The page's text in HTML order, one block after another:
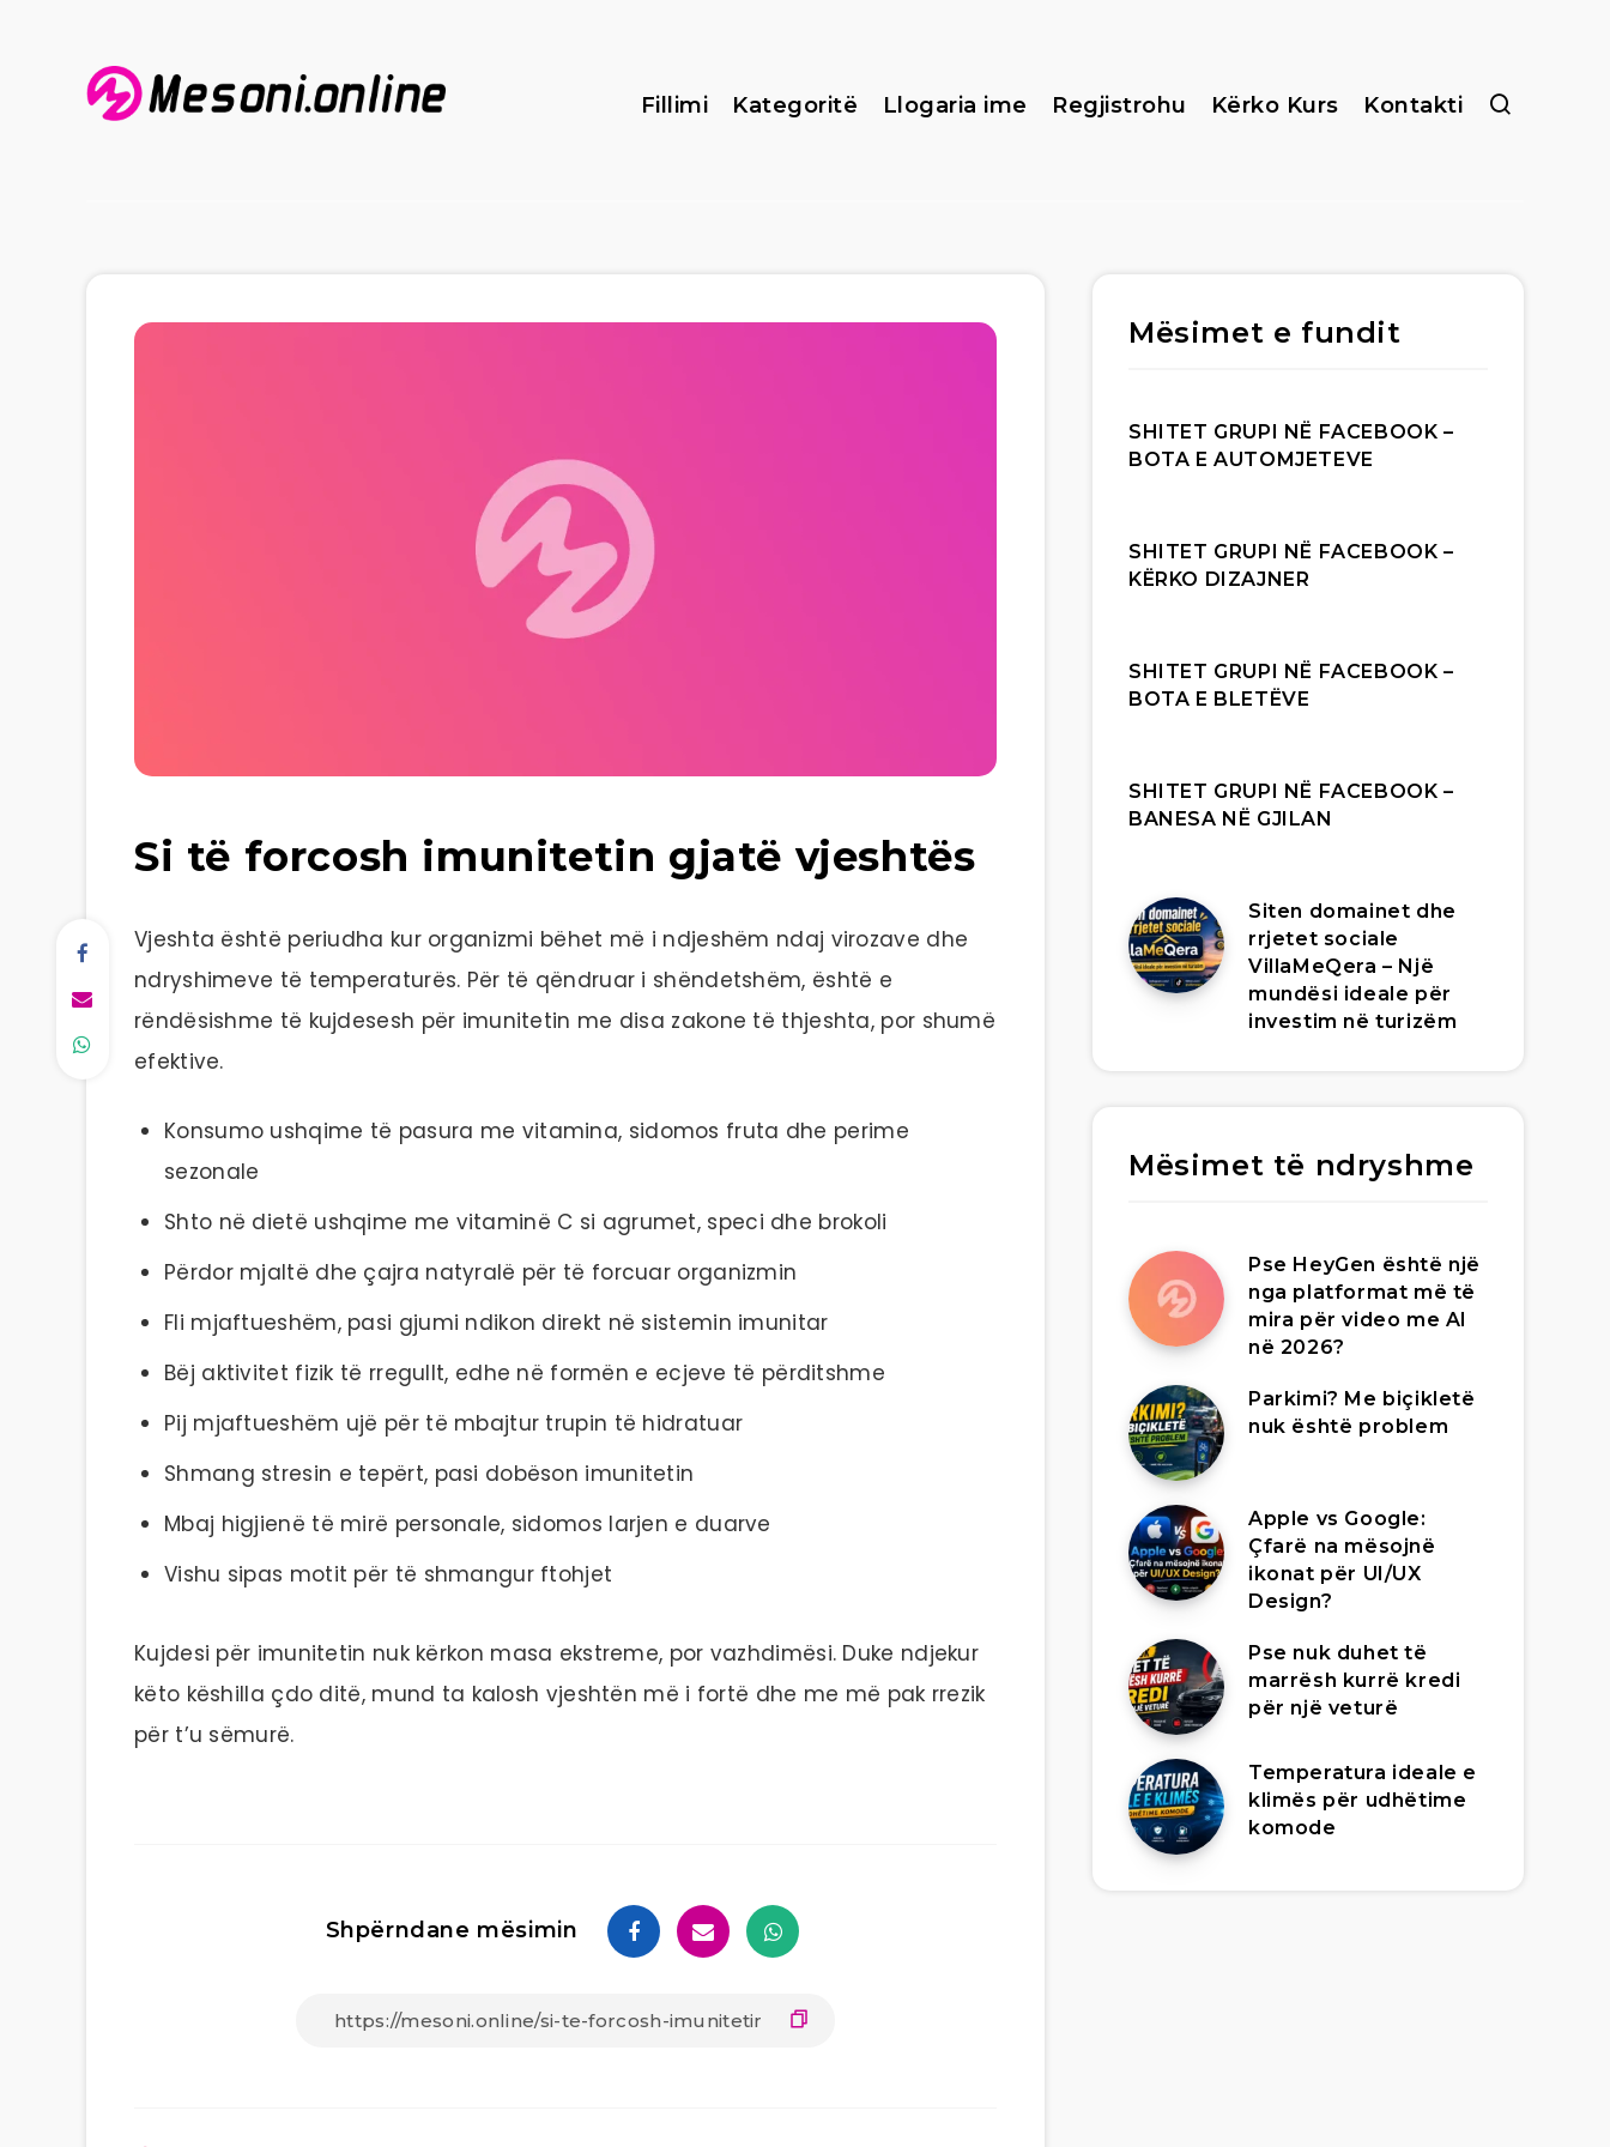
Fillimi Kategoritë Llogaria ime Regjistrohu Kërko Kurs Kontakti
Si të forcosh imunitetin gjatë vjeshtës
Vjeshta është periudha kur organizmi bëhet më i ndjeshëm ndaj virozave dhe
ndryshimeve të temperaturës. Për të qëndruar i shëndetshëm, është e
rëndësishme të kujdesesh për imunitetin me disa zakone të thjeshta, por shumë
efektive.
Konsumo ushqime të pasura me vitamina, sidomos fruta dhe perime
sezonale
Shto në dietë ushqime me vitaminë C si agrumet, speci dhe brokoli
Përdor mjaltë dhe çajra natyralë për të forcuar organizmin
Fli mjaftueshëm, pasi gjumi ndikon direkt në sistemin imunitar
Bëj aktivitet fizik të rregullt, edhe në formën e ecjeve të përditshme
Pij mjaftueshëm ujë për të mbajtur trupin të hidratuar
Shmang stresin e tepërt, pasi dobëson imunitetin
Mbaj higjienë të mirë personale, sidomos larjen e duarve
Vishu sipas motit për të shmangur ftohjet
Kujdesi për imunitetin nuk kërkon masa ekstreme, por vazhdimësi. Duke ndjekur
këto këshilla çdo ditë, mund ta kalosh vjeshtën më i fortë dhe me më pak rrezik
për t’u sëmurë.
Shpërndane mësimin
Mësimet e fundit
SHITET GRUPI NË FACEBOOK –
BOTA E AUTOMJETEVE
SHITET GRUPI NË FACEBOOK –
KËRKO DIZAJNER
SHITET GRUPI NË FACEBOOK –
BOTA E BLETËVE
SHITET GRUPI NË FACEBOOK –
BANESA NË GJILAN
Siten domainet dhe
rrjetet sociale
VillaMeQera – Një
mundësi ideale për
investim në turizëm
Mësimet të ndryshme
Pse HeyGen është një
nga platformat më të
mira për video me AI
në 2026?
Parkimi? Me biçikletë
nuk është problem
Apple vs Google:
Çfarë na mësojnë
ikonat për UI/UX
Design?
Pse nuk duhet të
marrësh kurrë kredi
për një veturë
Temperatura ideale e
klimës për udhëtime
komode